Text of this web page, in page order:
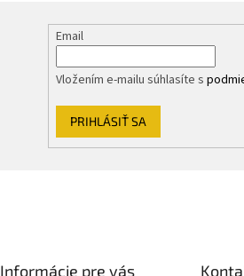
Email
Vložením e-mailu súhlasíte s
PRIHLÁSIŤ SA
Informácie pre vás